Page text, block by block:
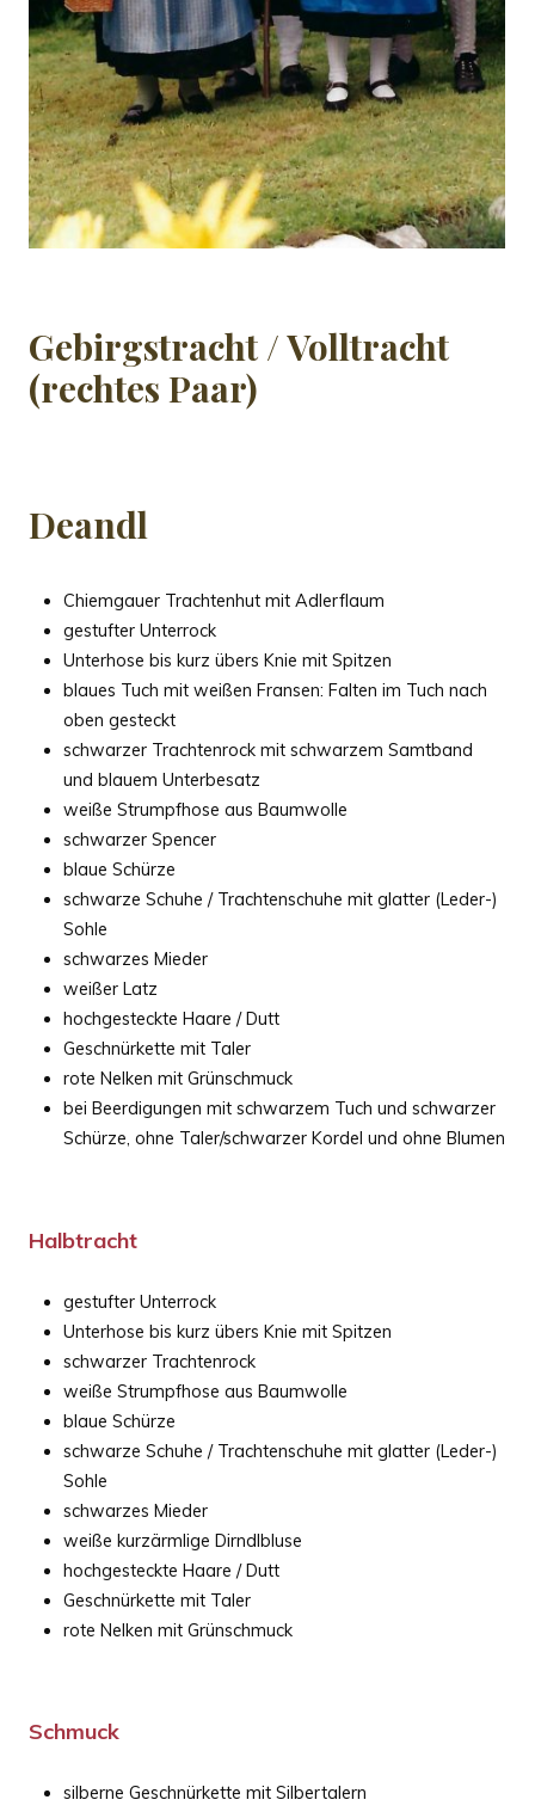
Gebirgstracht / Volltracht
(rechtes Paar)
Deandl
Chiemgauer Trachtenhut mit Adlerflaum
gestufter Unterrock
Unterhose bis kurz übers Knie mit Spitzen
blaues Tuch mit weißen Fransen: Falten im Tuch nach
oben gesteckt
schwarzer Trachtenrock mit schwarzem Samtband
und blauem Unterbesatz
weiße Strumpfhose aus Baumwolle
schwarzer Spencer
blaue Schürze
schwarze Schuhe / Trachtenschuhe mit glatter (Leder-)
Sohle
schwarzes Mieder
weißer Latz
hochgesteckte Haare / Dutt
Geschnürkette mit Taler
rote Nelken mit Grünschmuck
bei Beerdigungen mit schwarzem Tuch und schwarzer
Schürze, ohne Taler/schwarzer Kordel und ohne Blumen
Halbtracht
gestufter Unterrock
Unterhose bis kurz übers Knie mit Spitzen
schwarzer Trachtenrock
weiße Strumpfhose aus Baumwolle
blaue Schürze
schwarze Schuhe / Trachtenschuhe mit glatter (Leder-)
Sohle
schwarzes Mieder
weiße kurzärmlige Dirndlbluse
hochgesteckte Haare / Dutt
Geschnürkette mit Taler
rote Nelken mit Grünschmuck
Schmuck
silberne Geschnürkette mit Silbertalern